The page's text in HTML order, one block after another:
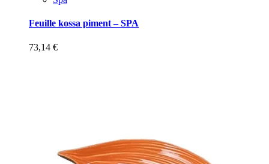
Feuille kossa piment – SPA
73,14 €